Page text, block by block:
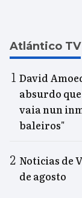
Atlántico TV
David
absurdo
vaia nun
baleiros"
Noticias de
de agosto